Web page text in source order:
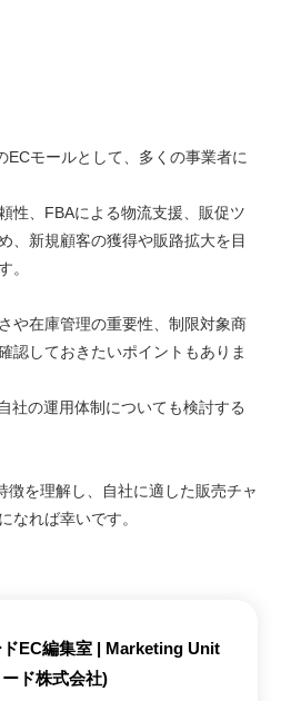
ECモールとして、多くの事業者に
性、FBAによる物流支援、販促ツ
、新規顧客の獲得や販路拡大を目
。
や在庫管理の重要性、制限対象商
認しておきたいポイントもありま
社の運用体制についても検討する
徴を理解し、自社に適した販売チャ
なれば幸いです。
EC編集室 | Marketing Unit
ード株式会社)